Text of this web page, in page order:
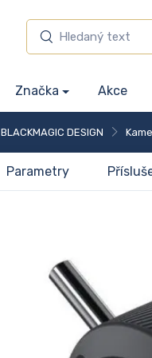
Značka Akce
BLACKMAGIC DESIGN
Parametry